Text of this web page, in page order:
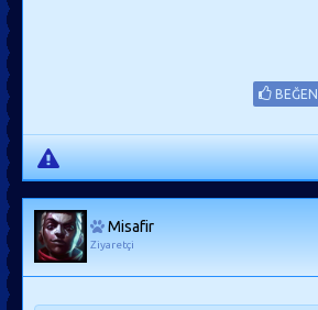
BEĞEN
Misafir
Ziyaretçi